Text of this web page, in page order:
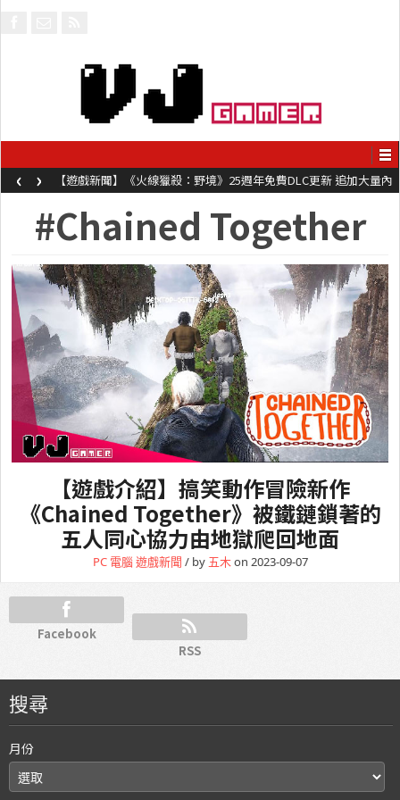
【遊戲新聞】《火線獵殺：野境》25週年免費DLC更新 追加大量內
容同時系舊作限時超平價折扣
‹ ›
#Chained Together
【遊戲介紹】搞笑動作冒險新作
《Chained Together》被鐵鏈鎖著的
五人同心協力由地獄爬回地面
PC 電腦遊戲新聞 / by 五木on 2023-09-07
Facebook
RSS
搜尋
月份